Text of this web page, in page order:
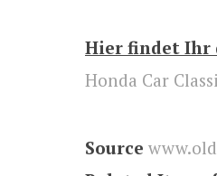
Hier findet Ihr
Honda Car
Source